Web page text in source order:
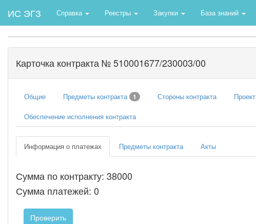
ИС ЭГЗ Справка Реестры Закупки База знаний
Карточка контракта № 510001677/230003/00
Общие Предметы контракта 1 Стороны контракта
Обеспечение исполнения контракта
Информация о платежах Предметы контракта Акты
Сумма по контракту: 38000
Сумма платежей: 0
Проверить